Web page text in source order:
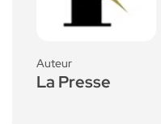
Auteur
La Presse